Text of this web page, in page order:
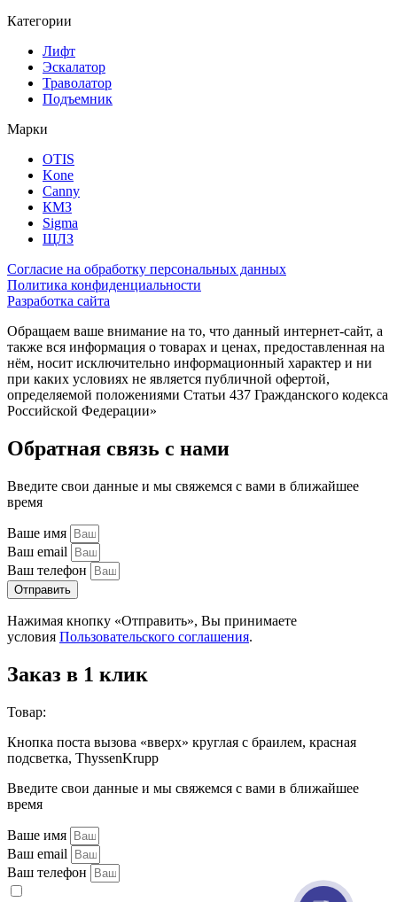
Категории
Лифт
Эскалатор
Траволатор
Подъемник
Марки
OTIS
Kone
Canny
КМЗ
Sigma
ЩЛЗ
Согласие на обработку персональных данных
Политика конфиденциальности
Разработка сайта
Обращаем ваше внимание на то, что данный интернет-сайт, а
также вся информация о товарах и ценах, предоставленная на
нём, носит исключительно информационный характер и ни
при каких условиях не является публичной офертой,
определяемой положениями Статьи 437 Гражданского кодекса
Российской Федерации»
Обратная связь с нами
Введите свои данные и мы свяжемся с вами в ближайшее
время
Ваше имя
Ваш email
Ваш телефон
Отправить
Нажимая кнопку «Отправить», Вы принимаете
условия Пользовательского соглашения.
Заказ в 1 клик
Товар:
Кнопка поста вызова «вверх» круглая с браилем, красная
подсветка, ThyssenKrupp
Введите свои данные и мы свяжемся с вами в ближайшее
время
Ваше имя
Ваш email
Ваш телефон